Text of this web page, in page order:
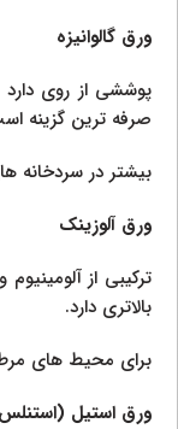
ورق گالوانیزه
پوششی از روی
صرفه‌ ترین گزینه
بیشتر در سردخانه‌
ورق آلوزینک
ترکیبی از
بالاتری دارد.
برای محیط‌ های
ورق استیل